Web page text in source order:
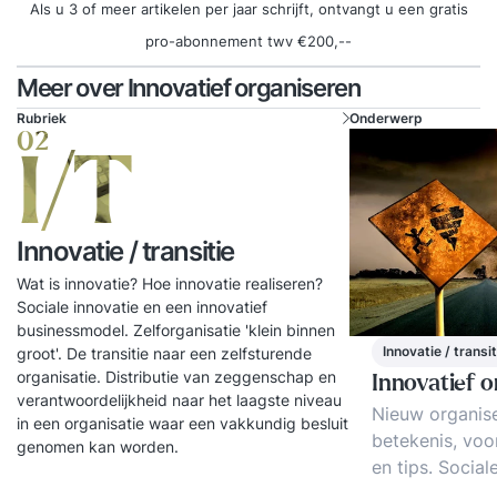
kunt komen of on-ontdekte kansen aan de
oppervlakte kunt brengen. In deze training komt
aan bod: wat creativiteit is waarom je wel eens
‘vast’ komt te zitten de basisvaardigheden van
het creatief denken creatieve denktechnieken
om denkpatronen te doorbreken de juiste
mindset en voorwaarden om ideeën te laten
groeien of om zeep te helpen de structuur van
een creatief denkproces hoe je van een ‘wild’ idee
een verrassend uitvoerbaar idee maakt Hierdoor
krijg je krachtige tools in handen die je creatieve
denkkracht vergroten om te allen tijde op nieuwe,
originele ideeën en oplossingen te komen. Alleen
of met een team. Je ontdekt je eigen creativiteit
en hoe je deze verder kunt ontwikkelen en in kunt
zetten. Niet alleen in je werk, maar ook op andere
Als u 3 of meer artikelen per jaar schrijft, ontvangt u een gratis
pro-abonnement twv €200,--
Meer over Innovatief organiseren
Rubriek
02
I/T
Innovatie / transitie
Wat is innovatie? Hoe innovatie realiseren?
Sociale innovatie en een innovatief
businessmodel. Zelforganisatie 'klein binnen
groot'. De transitie naar een zelfsturende
organisatie. Distributie van zeggenschap en
verantwoordelijkheid naar het laagste niveau
in een organisatie waar een vakkundig besluit
genomen kan worden.
Onderwerp
Innovatie /
Innovatief
Nieuw
betekenis,
en tips.